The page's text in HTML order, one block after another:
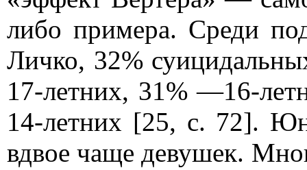
либо примера. Сре­ди
Личко, 32%
17-летних, 31% —16-
14-летних [25, с. 72].
вдвое чаще девушек.